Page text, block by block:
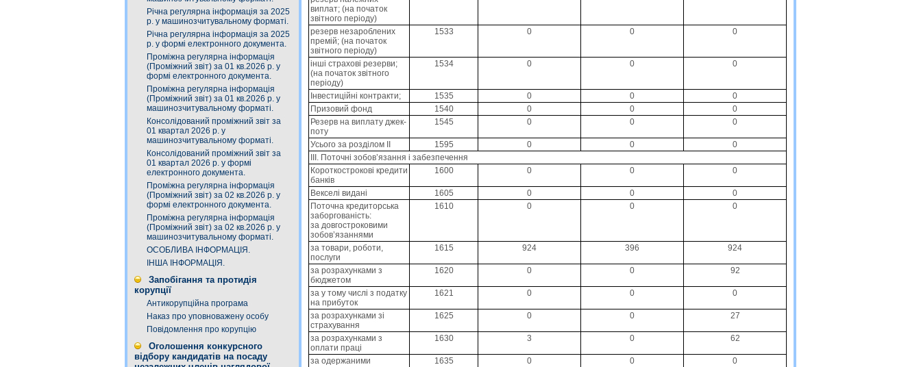
Річна регулярна інформація за 2025
р. у машинозчитувальному форматі.
Річна регулярна інформація за 2025
р. у формі електронного документа.
Проміжна регулярна інформація
(Проміжний звіт) за 01 кв.2026 р. у
формі електронного документа.
Проміжна регулярна інформація
(Проміжний звіт) за 01 кв.2026 р. у
машинозчитувальному форматі.
Консолідований проміжний звіт за
01 квартал 2026 р. у
машинозчитувальному форматі.
Консолідований проміжний звіт за
01 квартал 2026 р. у формі
електронного документа.
Проміжна регулярна інформація
(Проміжний звіт) за 02 кв.2026 р. у
формі електронного документа.
Проміжна регулярна інформація
(Проміжний звіт) за 02 кв.2026 р. у
машинозчитувальному форматі.
ОСОБЛИВА ІНФОРМАЦІЯ.
ІНША ІНФОРМАЦІЯ.
Запобігання та протидія
корупції
Антикорупційна програма
Наказ про уповноважену особу
Повідомлення про корупцію
Оголошення конкурсного
відбору кандидатів на посаду
виплат; (на початок
звітного періоду)
резерв незароблених
премій; (на початок
звітного періоду)
1533 0 0 0
інші страхові резерви;
(на початок звітного
періоду)
1534 0 0 0
Інвестиційні контракти; 1535 0 0
0
Призовий фонд
1540 0 0
0
Резерв на виплату джек-
поту
1545 0 0 0
Усього за розділом II 1595 0 0
0
IІІ. Поточні зобов’язання і забезпечення
Короткострокові кредити
банків
1600 0 0 0
Векселі видані 1605 0 0
0
Поточна кредиторська
заборгованість:
за довгостроковими
зобов’язаннями
1610 0 0 0
за товари, роботи,
послуги
1615 924 396 924
за розрахунками з
бюджетом
1620 0 0 92
за у тому числі з податку
на прибуток
1621 0 0 0
за розрахунками зі
страхування
1625 0 0 27
за розрахунками з
оплати праці
1630 3 0 62
за одержаними
1635 0 0 0